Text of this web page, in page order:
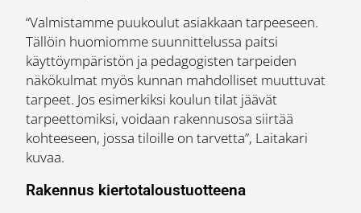
“Valmistamme puukoulut asiakkaan tarpeeseen.
Tällöin huomiomme suunnittelussa paitsi
käyttöympäristön ja pedagogisten tarpeiden
näkökulmat myös kunnan mahdolliset muuttuvat
tarpeet. Jos esimerkiksi koulun tilat jäävät
tarpeettomiksi, voidaan rakennusosa siirtää
kohteeseen, jossa tiloille on tarvetta”, Laitakari
kuvaa.
Rakennus kiertotaloustuotteena